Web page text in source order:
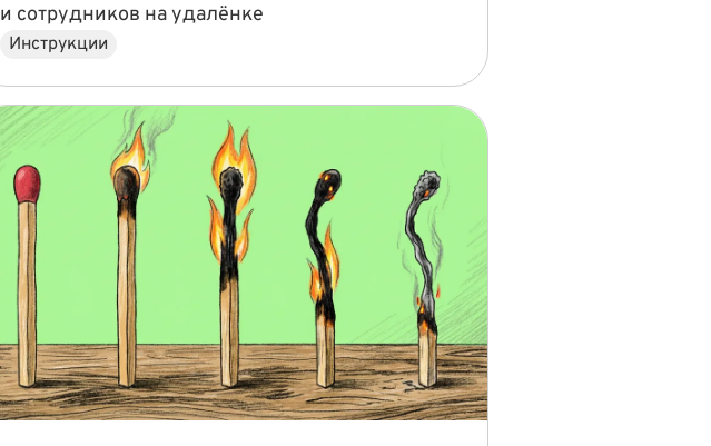
и сотрудников на удалёнке
Инструкции